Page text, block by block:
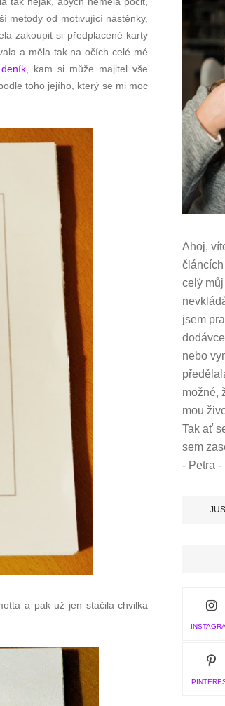
metody od motivující nástěnky,
zakoupit si předplacené karty
a měla tak na očích celé mé
deník, kam si může majitel vše
toho jejího, který se mi moc
a pak už jen stačila chvilka
Ahoj,
celý
jsem
nebo
možné,
mou
Tak ať
sem
- Petra -